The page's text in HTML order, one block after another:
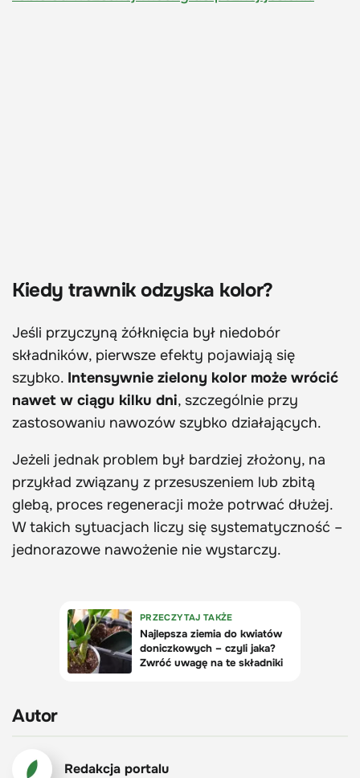
Kiedy trawnik odzyska kolor?
Jeśli przyczyną żółknięcia był niedobór
składników, pierwsze efekty pojawiają się
szybko. Intensywnie zielony kolor może wrócić
nawet w ciągu kilku dni, szczególnie przy
zastosowaniu nawozów szybko działających.
Jeżeli jednak problem był bardziej złożony, na
przykład związany z przesuszeniem lub zbitą
glebą, proces regeneracji może potrwać dłużej.
W takich sytuacjach liczy się systematyczność –
jednorazowe nawożenie nie wystarczy.
Autor
Redakcja portalu